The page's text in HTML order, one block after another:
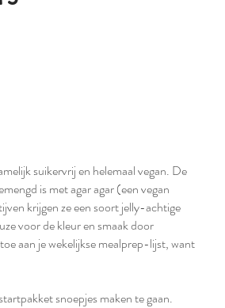
suikervrij en helemaal vegan. De
is met agar agar (een vegan
krijgen ze een soort jelly-achtige
voor de kleur en smaak door
aan je wekelijkse mealprep-lijst, want
snoepjes maken te gaan.